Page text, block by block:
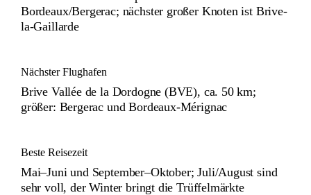
Bordeaux/Bergerac; nächster großer Knoten ist Brive-
la-Gaillarde
Nächster Flughafen
Brive Vallée de la Dordogne (BVE), ca. 50 km;
größer: Bergerac und Bordeaux-Mérignac
Beste Reisezeit
Mai–Juni und September–Oktober; Juli/August sind
sehr voll, der Winter bringt die Trüffelmärkte